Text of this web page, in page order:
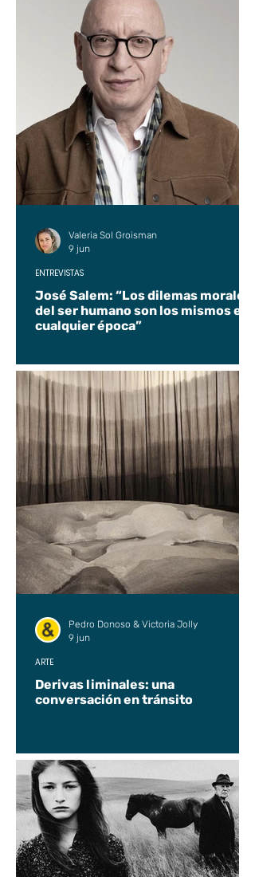
José Salem: “Los dilemas morales
del ser humano son los mismos en
cualquier época”
ENTREVISTAS
Valeria Sol Groisman
9 jun
Derivas liminales: una
conversación en tránsito
ARTE
Pedro Donoso & Victoria Jolly
9 jun